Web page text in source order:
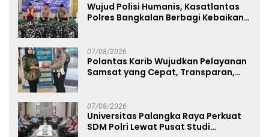
Wujud Polisi Humanis, Kasatlantas
Polres Bangkalan Berbagi Kebaikan
07/08/2026
Polantas Karib Wujudkan Pelayanan
Samsat yang Cepat, Transparan,
07/08/2026
Universitas Palangka Raya Perkuat
SDM Polri Lewat Pusat Studi